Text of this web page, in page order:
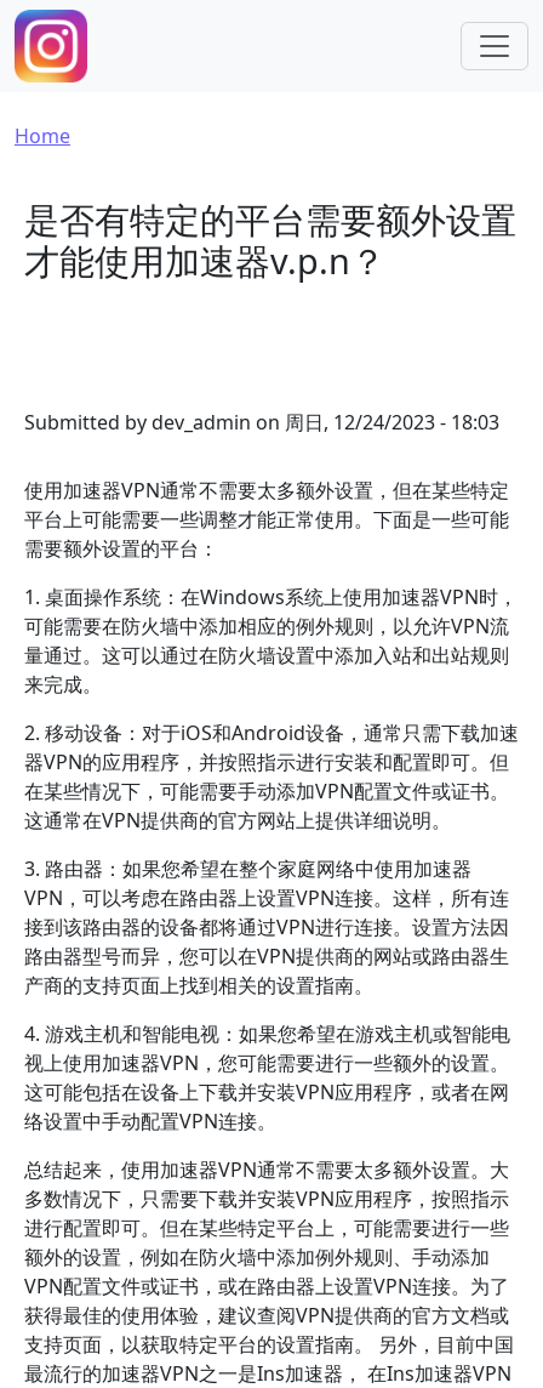
Skip to main content
Breadcrumb
Home
是否有特定的平台需要额外设置
才能使用加速器v.p.n？
Submitted bydev_admin on 周日, 12/24/2023 - 18:03
使用加速器VPN通常不需要太多额外设置，但在某些特定
平台上可能需要一些调整才能正常使用。下面是一些可能
需要额外设置的平台：
1. 桌面操作系统：在Windows系统上使用加速器VPN时，
可能需要在防火墙中添加相应的例外规则，以允许VPN流
量通过。这可以通过在防火墙设置中添加入站和出站规则
来完成。
2. 移动设备：对于iOS和Android设备，通常只需下载加速
器VPN的应用程序，并按照指示进行安装和配置即可。但
在某些情况下，可能需要手动添加VPN配置文件或证书。
这通常在VPN提供商的官方网站上提供详细说明。
3. 路由器：如果您希望在整个家庭网络中使用加速器
VPN，可以考虑在路由器上设置VPN连接。这样，所有连
接到该路由器的设备都将通过VPN进行连接。设置方法因
路由器型号而异，您可以在VPN提供商的网站或路由器生
产商的支持页面上找到相关的设置指南。
4. 游戏主机和智能电视：如果您希望在游戏主机或智能电
视上使用加速器VPN，您可能需要进行一些额外的设置。
这可能包括在设备上下载并安装VPN应用程序，或者在网
络设置中手动配置VPN连接。
总结起来，使用加速器VPN通常不需要太多额外设置。大
多数情况下，只需要下载并安装VPN应用程序，按照指示
进行配置即可。但在某些特定平台上，可能需要进行一些
额外的设置，例如在防火墙中添加例外规则、手动添加
VPN配置文件或证书，或在路由器上设置VPN连接。为了
获得最佳的使用体验，建议查阅VPN提供商的官方文档或
支持页面，以获取特定平台的设置指南。 另外，目前中国
最流行的加速器VPN之一是Ins加速器， 在Ins加速器VPN